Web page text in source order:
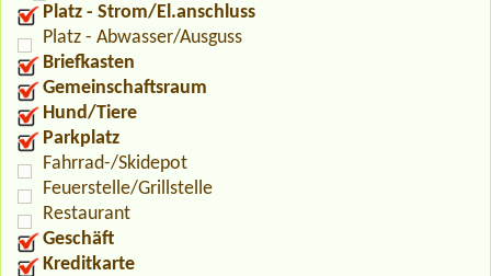
Platz - Strom/El.anschluss
Platz - Abwasser/Ausguss
Briefkasten
Gemeinschaftsraum
Hund/Tiere
Parkplatz
Fahrrad-/Skidepot
Feuerstelle/Grillstelle
Restaurant
Geschäft
Kreditkarte